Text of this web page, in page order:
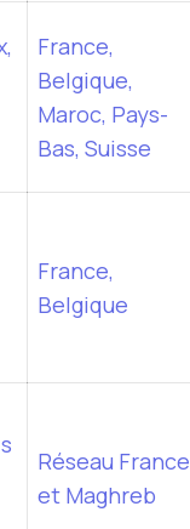
France,
Belgique,
Maroc, Pays-
Bas, Suisse
France,
Belgique
Réseau France
et Maghreb